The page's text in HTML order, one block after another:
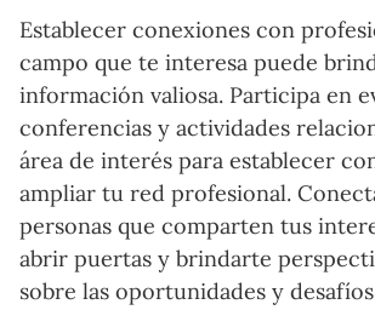
Establecer conexiones con
campo que te interesa puede
información valiosa. Participa en
conferencias y actividades
área de interés para establecer
ampliar tu red profesional.
personas que comparten tus
abrir puertas y brindarte
sobre las oportunidades y